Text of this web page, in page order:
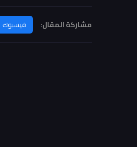
مشاركة المقال: فيسبوك